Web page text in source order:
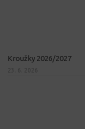
Kroužky 2026/2027
23. 6. 2026